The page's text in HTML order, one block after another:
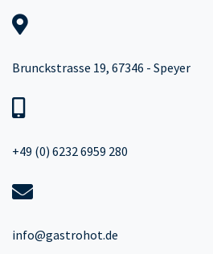
Brunckstrasse 19, 67346 - Speyer
+49 (0) 6232 6959 280
info@gastrohot.de